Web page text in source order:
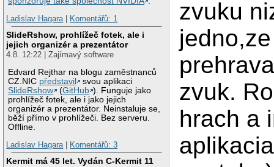
Ladislav Hagara| Komentářů: 1
SlideRshow, prohlížeč fotek, ale i
jejich organizér a prezentátor
4.8. 12:22 | Zajímavý software
Edvard Rejthar na blogu zaměstnanců
CZ.NIC představil
svou aplikaci
SlideRshow
(GitHub ). Funguje jako
prohlížeč fotek, ale i jako jejich
organizér a prezentátor. Neinstaluje se,
běží přímo v prohlížeči. Bez serveru.
Offline.
Ladislav Hagara| Komentářů: 3
Kermit má 45 let. Vydán C-Kermit 11
zvuku
zvuk.
hrach a